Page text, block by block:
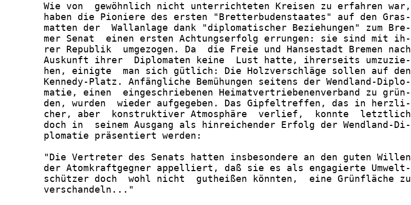
       Wie von  gewöhnlich nicht unterrichteten Kreisen zu erfahren war,
       haben die Pioniere des ersten "Bretterbudenstaates" auf den Gras-
       matten der  Wallanlage dank "diplomatischer Beziehungen" zum Bre-
       mer Senat  einen ersten Achtungserfolg errungen: sie sind mit ih-
       rer Republik  umgezogen. Da  die Freie und Hansestadt Bremen nach
       Auskunft ihrer  Diplomaten keine  Lust hatte, ihrerseits umzuzie-
       hen, einigte  man sich gütlich: Die Holzverschläge sollen auf den
       Kennedy-Platz. Anfängliche Bemühungen seitens der Wendland-Diplo-
       matie, einen  eingeschriebenen Heimatvertriebenenverband zu grün-
       den, wurden  wieder aufgegeben. Das Gipfeltreffen, das in herzli-
       cher, aber  konstruktiver Atmosphäre  verlief,  konnte  letztlich
       doch in  seinem Ausgang als hinreichender Erfolg der Wendland-Di-
       plomatie präsentiert werden:
       "Die Vertreter des Senats hatten insbesondere an den guten Willen
       der Atomkraftgegner appelliert, daß sie es als engagierte Umwelt-
       schützer doch  wohl nicht  gutheißen könnten,  eine Grünfläche zu
       verschandeln..."